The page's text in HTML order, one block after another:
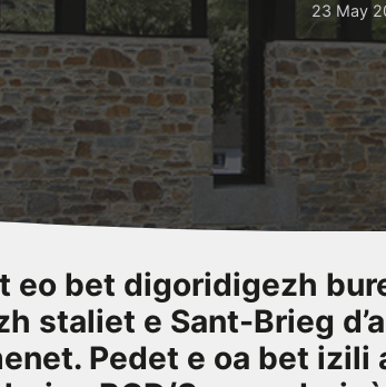
23 May
eo bet digoridigezh
staliet e Sant-Brieg
Pedet e oa bet izili